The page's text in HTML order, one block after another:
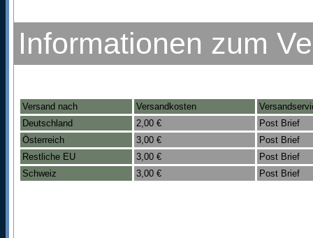
Informationen zum
Versand nach Versandkosten
Deutschland
2,00 €
Post Brief
Österreich
3,00 €
Post Brief
Restliche EU
3,00 €
Post Brief
Schweiz
3,00 € Post Brief